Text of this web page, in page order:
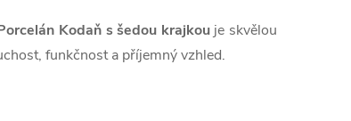
Kodaň s šedou krajkouje skvělou
funkčnost a příjemný vzhled.